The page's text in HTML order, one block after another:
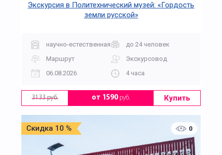
Экскурсия в Политехнический музей: «Гордость
земли русской»
научно-естественная
до 24 человек
Маршрут
Экскурсовод
06.08.2026
4 часа
3133 руб. от 1590руб. Купить
Скидка 10 % 0